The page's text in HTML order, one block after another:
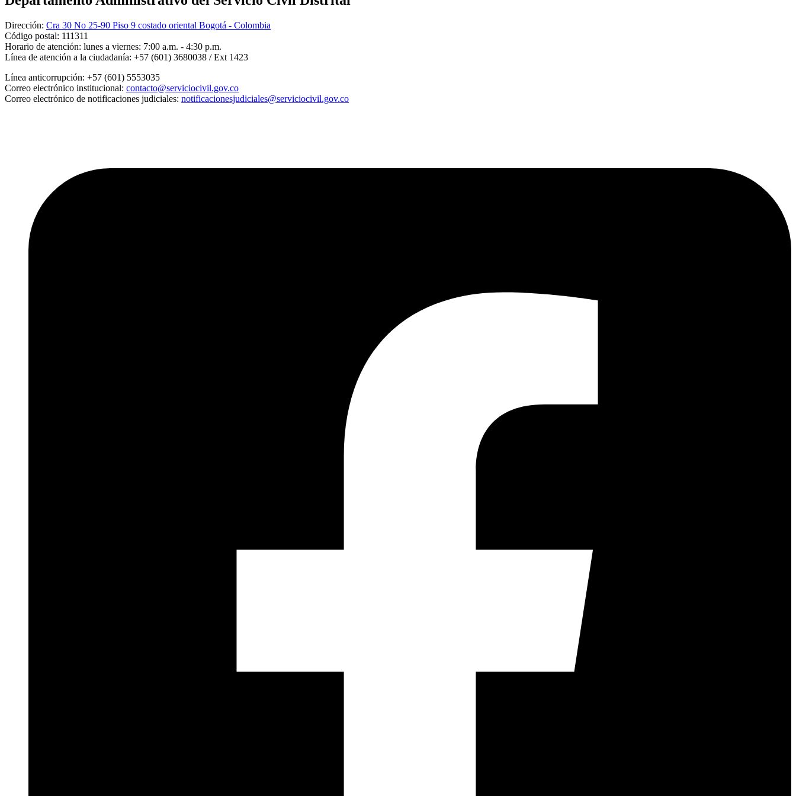
Dirección: Cra 30 No 25-90 Piso 9 costado oriental Bogotá - Colombia
Código postal: 111311
Horario de atención: lunes a viernes: 7:00 a.m. - 4:30 p.m.
Línea de atención a la ciudadanía: +57 (601) 3680038 / Ext 1423
Línea anticorrupción: +57 (601) 5553035
Correo electrónico institucional: contacto@serviciocivil.gov.co
Correo electrónico de notificaciones judiciales: notificacionesjudiciales@serviciocivil.gov.co